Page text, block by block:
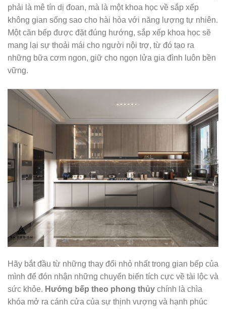
phải là mê tín dị đoan, mà là một khoa học về sắp xếp
không gian sống sao cho hài hòa với năng lượng tự nhiên.
Một căn bếp được đặt đúng hướng, sắp xếp khoa học sẽ
mang lại sự thoải mái cho người nội trợ, từ đó tạo ra
những bữa cơm ngon, giữ cho ngọn lửa gia đình luôn bền
vững.
Hãy bắt đầu từ những thay đổi nhỏ nhất trong gian bếp của
mình để đón nhận những chuyển biến tích cực về tài lộc và
sức khỏe. Hướng bếp theo phong thủy chính là chìa
khóa mở ra cánh cửa của sự thịnh vượng và hạnh phúc